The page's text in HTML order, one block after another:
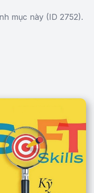
mục này (ID 2752).